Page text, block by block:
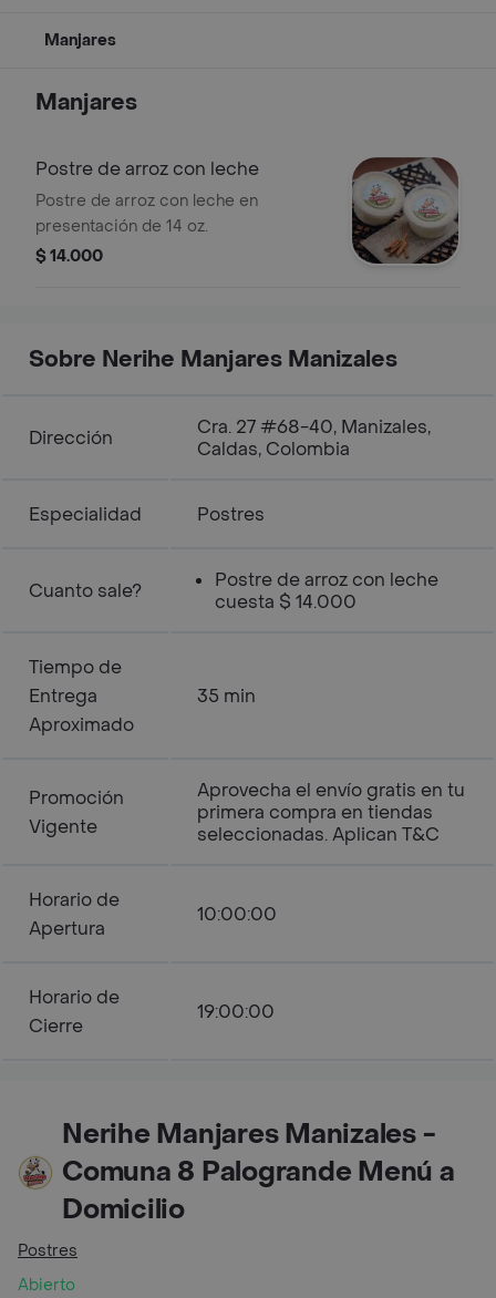
Manjares
Manjares
Postre de arroz con leche
Postre de arroz con leche en
presentación de 14 oz.
$ 14.000
Sobre Nerihe Manjares Manizales
Dirección
Cra. 27 #68-40, Manizales,
Caldas, Colombia
Especialidad Postres
Cuanto sale?
Postre de arroz con leche
cuesta $ 14.000
Tiempo de
Entrega
Aproximado
35 min
Promoción
Vigente
Aprovecha el envío gratis en tu
primera compra en tiendas
seleccionadas. Aplican T&C
Horario de
Apertura
10:00:00
Horario de
Cierre
19:00:00
Nerihe Manjares Manizales -
Comuna 8 Palogrande Menú a
Domicilio
Postres
Abierto